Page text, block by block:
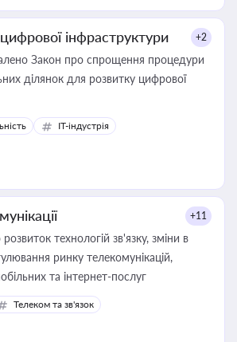
інфраструктури +2
Закон про спрощення процедури
ділянок для розвитку цифрової
IT-індустрія
+11
технологій зв'язку, зміни в
ринку телекомунікацій,
та інтернет-послуг
Телеком та зв'язок